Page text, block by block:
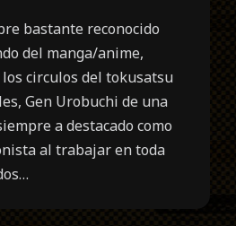
bastante reconocido
del manga/anime,
circulos del tokusatsu
Gen Urobuchi de una
a destacado como
al trabajar en toda